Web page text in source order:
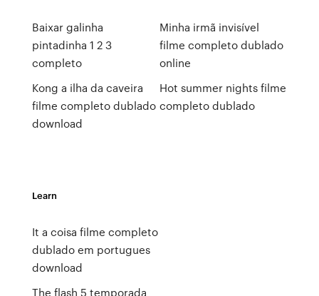
Baixar galinha
pintadinha 1 2 3
completo
Kong a ilha da caveira
filme completo dublado
download
Minha irmã invisível
filme completo dublado
online
Hot summer nights filme
completo dublado
Learn
It a coisa filme completo
dublado em portugues
download
The flash 5 temporada